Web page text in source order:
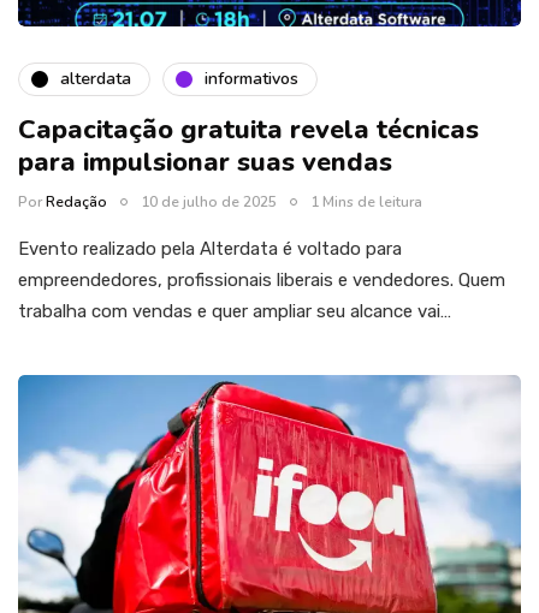
alterdata informativos
Capacitação gratuita revela técnicas
para impulsionar suas vendas
PorRedação 10 de julho de 2025 1 Mins de leitura
Evento realizado pela Alterdata é voltado para
empreendedores, profissionais liberais e vendedores. Quem
trabalha com vendas e quer ampliar seu alcance vai…